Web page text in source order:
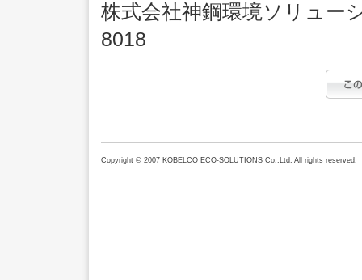
株式会社神鋼環境ソリュ
8018
Copyright © 2007 KOBELCO ECO-SOLUTIONS Co.,Ltd. All rights reserved.